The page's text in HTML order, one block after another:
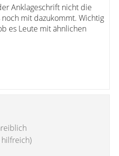
Anklageschrift nicht die
mit dazukommt. Wichtig
es Leute mit ähnlichen